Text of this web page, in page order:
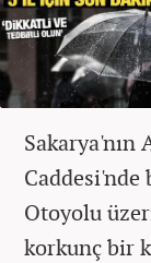
Sakarya'nın
Caddesi'nde
Otoyolu
korkunç bir